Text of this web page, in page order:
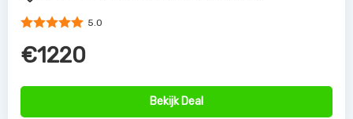
5.0
€1220
Bekijk Deal